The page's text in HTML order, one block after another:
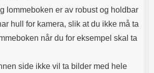
lommeboken er av robust og holdbar
hull for kamera, slik at du ikke må ta
når du for eksempel skal ta
side ikke vil ta bilder med hele